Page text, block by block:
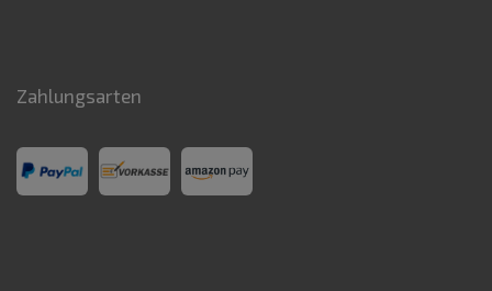
Zahlungsarten